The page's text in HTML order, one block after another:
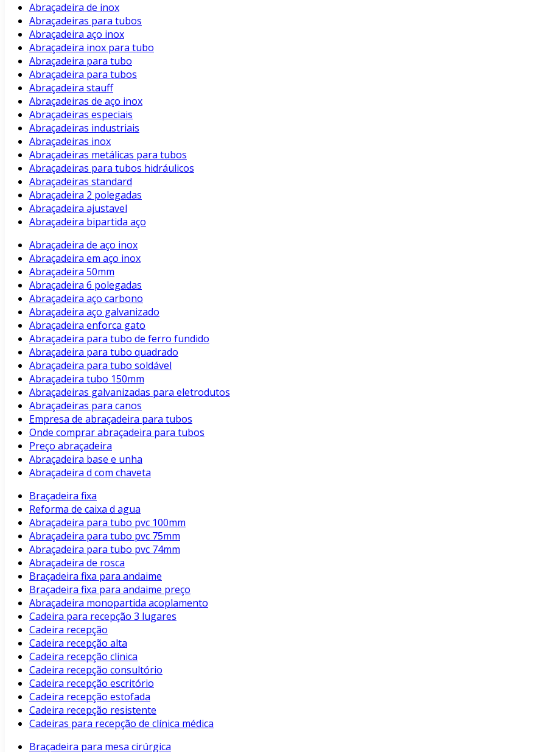
Abraçadeira de inox
Abraçadeiras para tubos
Abraçadeira aço inox
Abraçadeira inox para tubo
Abraçadeira para tubo
Abraçadeira para tubos
Abraçadeira stauff
Abraçadeiras de aço inox
Abraçadeiras especiais
Abraçadeiras industriais
Abraçadeiras inox
Abraçadeiras metálicas para tubos
Abraçadeiras para tubos hidráulicos
Abraçadeiras standard
Abraçadeira 2 polegadas
Abraçadeira ajustavel
Abraçadeira bipartida aço
Abraçadeira de aço inox
Abraçadeira em aço inox
Abraçadeira 50mm
Abraçadeira 6 polegadas
Abraçadeira aço carbono
Abraçadeira aço galvanizado
Abraçadeira enforca gato
Abraçadeira para tubo de ferro fundido
Abraçadeira para tubo quadrado
Abraçadeira para tubo soldável
Abraçadeira tubo 150mm
Abraçadeiras galvanizadas para eletrodutos
Abraçadeiras para canos
Empresa de abraçadeira para tubos
Onde comprar abraçadeira para tubos
Preço abraçadeira
Abraçadeira base e unha
Abraçadeira d com chaveta
Braçadeira fixa
Reforma de caixa d agua
Abraçadeira para tubo pvc 100mm
Abraçadeira para tubo pvc 75mm
Abraçadeira para tubo pvc 74mm
Abraçadeira de rosca
Braçadeira fixa para andaime
Braçadeira fixa para andaime preço
Abraçadeira monopartida acoplamento
Cadeira para recepção 3 lugares
Cadeira recepção
Cadeira recepção alta
Cadeira recepção clinica
Cadeira recepção consultório
Cadeira recepção escritório
Cadeira recepção estofada
Cadeira recepção resistente
Cadeiras para recepção de clínica médica
Braçadeira para mesa cirúrgica